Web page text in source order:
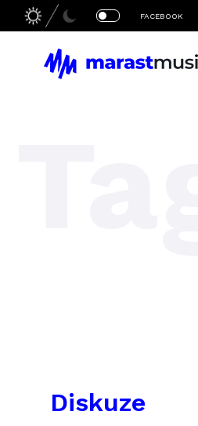
FACEBOOK
Diskuze